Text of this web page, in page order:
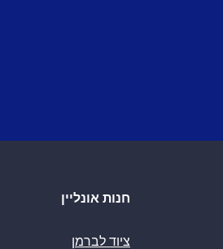
חנות אונליין
ציוד לברמן